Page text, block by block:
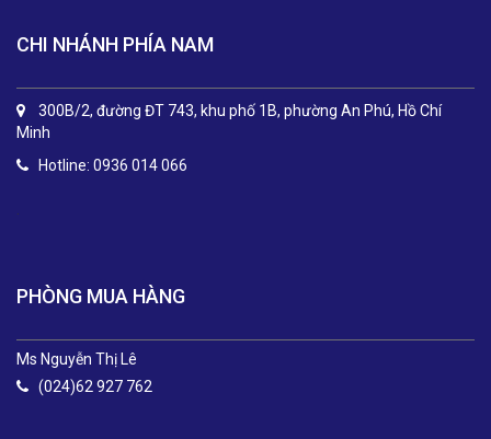
CHI NHÁNH PHÍA NAM
300B/2, đường ĐT 743, khu phố 1B, phường An Phú, Hồ Chí
Minh
Hotline: 0936 014 066
PHÒNG MUA HÀNG
Ms Nguyễn Thị Lê
(024)62 927 762